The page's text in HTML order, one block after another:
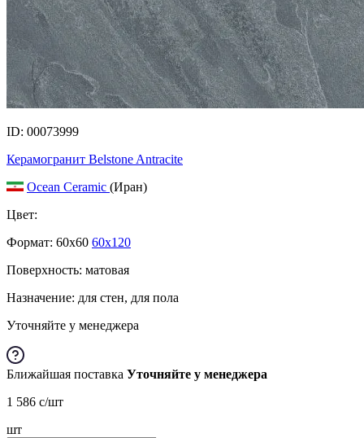
ID: 00073999
Керамогранит Belstone Antracite
Ocean Ceramic (Иран)
Цвет:
Формат: 60x60 60x120
Поверхность: матовая
Назначение: для стен, для пола
Уточняйте у менеджера
Ближайшая поставка Уточняйте у менеджера
1 586 c/шт
шт